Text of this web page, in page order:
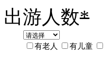
出游人数*
有老人 有儿童